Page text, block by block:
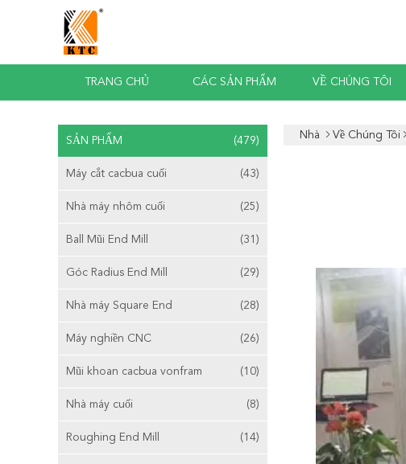
TRANG CHỦ CÁC SẢN PHẨM VỀ CHÚNG TÔI
SẢN PHẨM (479)
Máy cắt cacbua cuối (43)
Nhà máy nhôm cuối (25)
Ball Mũi End Mill (31)
Góc Radius End Mill (29)
Nhà máy Square End (28)
Máy nghiền CNC (26)
Mũi khoan cacbua vonfram (10)
Nhà máy cuối (8)
Roughing End Mill (14)
Nhà Về Chúng Tôi